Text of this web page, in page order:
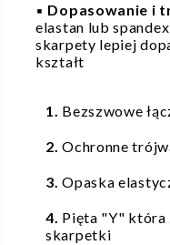
▪️ Dopasowanie i
elastan lub
skarpety lepiej
kształt
1. Bezszwowe
2.Ochronne
3. Opaska
4. Pięta "Y" która
skarpetki